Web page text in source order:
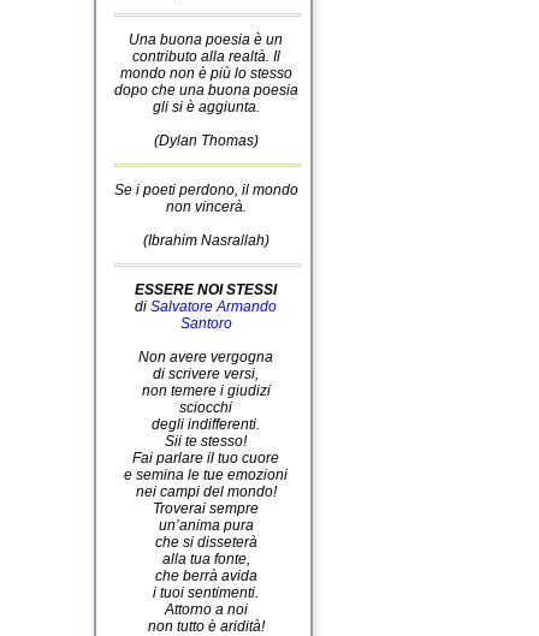
Una buona poesia è un
contributo alla realtà. Il
mondo non è più lo stesso
dopo che una buona poesia
gli si è aggiunta.
(Dylan Thomas)
Se i poeti perdono, il mondo
non vincerà.
(Ibrahim Nasrallah)
ESSERE NOI STESSI
di Salvatore Armando
Santoro
Non avere vergogna
di scrivere versi,
non temere i giudizi
sciocchi
degli indifferenti.
Sii te stesso!
Fai parlare il tuo cuore
e semina le tue emozioni
nei campi del mondo!
Troverai sempre
un’anima pura
che si disseterà
alla tua fonte,
che berrà avida
i tuoi sentimenti.
Attorno a noi
non tutto è aridità!